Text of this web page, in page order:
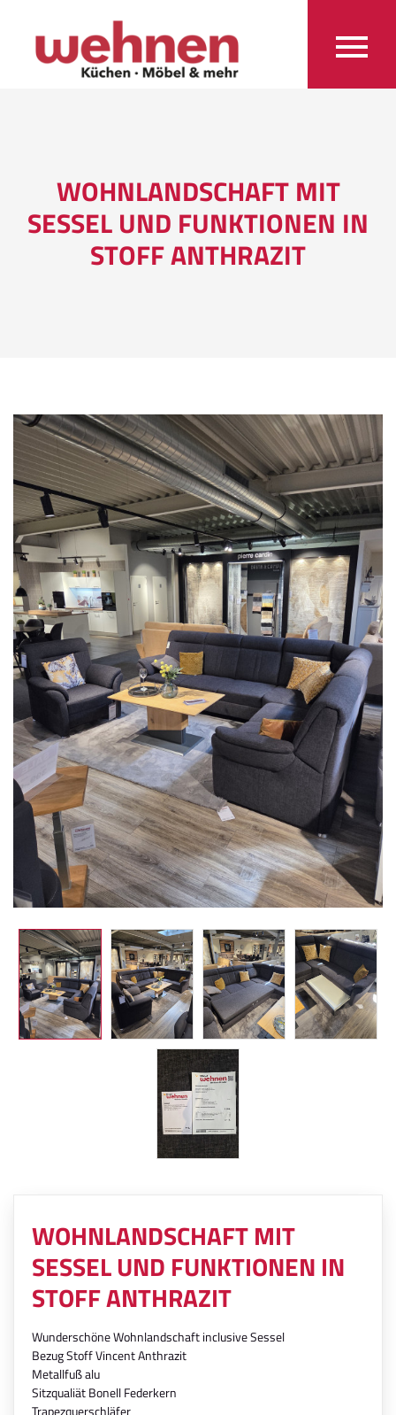
WOHNLANDSCHAFT MIT
SESSEL UND FUNKTIONEN IN
STOFF ANTHRAZIT
WOHNLANDSCHAFT MIT
SESSEL UND FUNKTIONEN IN
STOFF ANTHRAZIT
Wunderschöne Wohnlandschaft inclusive Sessel
Bezug Stoff Vincent Anthrazit
Metallfuß alu
Sitzqualiät Bonell Federkern
Trapezquerschläfer